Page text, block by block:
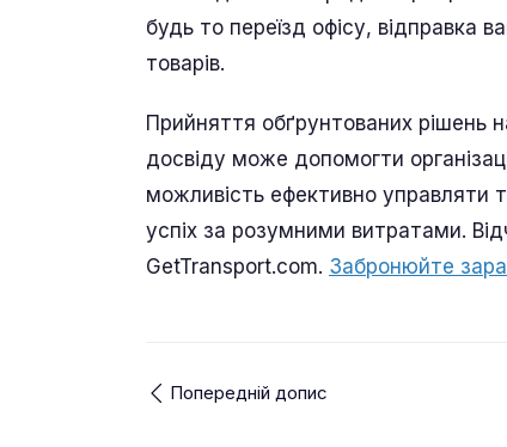
будь то переїзд офісу, відправка
товарів.
Прийняття обґрунтованих рішень
досвіду може допомогти
можливість ефективно управляти
успіх за розумними витратами.
GetTransport.com. Забронюйте
Попередній допис